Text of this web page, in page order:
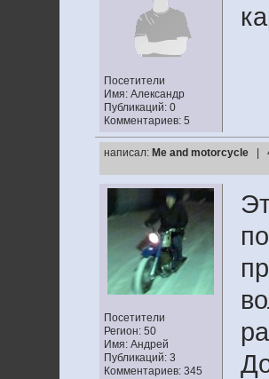
Посетители
Имя: Александр
Публикаций: 0
Комментариев: 5
написал: Me and motorcycle |
Посетители
Регион: 50
Имя: Андрей
Публикаций: 3
Комментариев: 345